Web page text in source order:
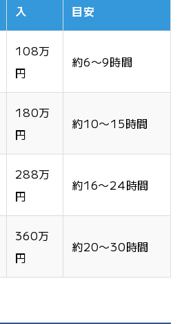
入
目安
108万
円
約6〜9時間
180万
円
約10〜15時間
288万
円
約16〜24時間
360万
円
約20〜30時間